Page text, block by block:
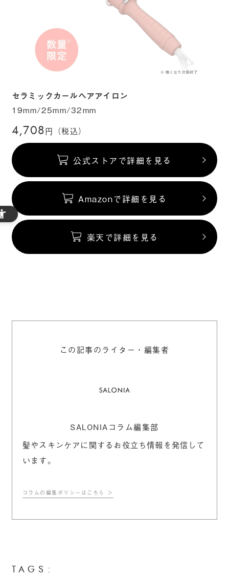
セラミックカールヘアアイロン
19mm/25mm/32mm
4,708円（税込）
公式ストアで詳細を見る
Amazonで詳細を見る
楽天で詳細を見る
この記事のライター・編集者
SALONIAコラム編集部
髪やスキンケアに関するお役立ち情報を発信して
います。
コラムの編集ポリシーはこちら
TAGS: